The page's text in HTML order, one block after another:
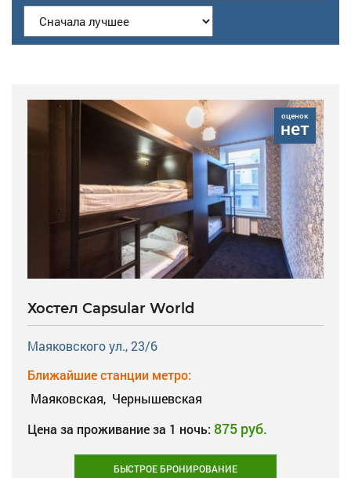
оценок
нет
Хостел Capsular World
Маяковского ул., 23/6
Ближайшие станции метро:
Маяковская, Чернышевская
Цена за проживание за 1 ночь: 875 руб.
БЫСТРОЕ БРОНИРОВАНИЕ